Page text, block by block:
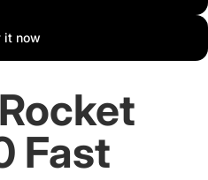
it now
Fast